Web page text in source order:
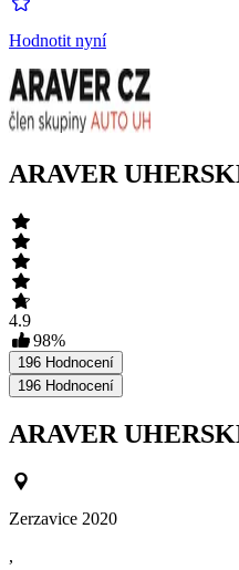
Hodnotit nyní
ARAVER
4.9
98%
196 Hodnocení
196 Hodnocení
ARAVER
Zerzavice 2020
,